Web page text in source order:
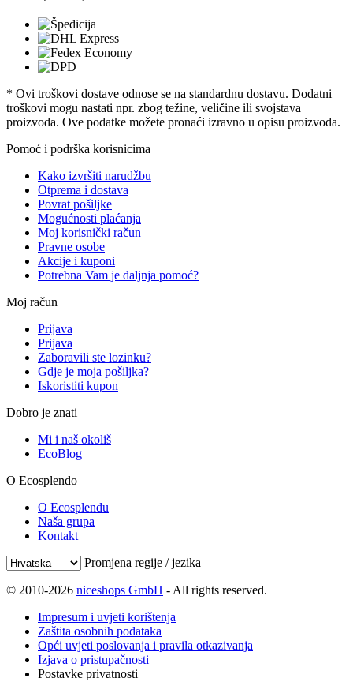
* Ovi troškovi dostave odnose se na standardnu ​​dostavu. Dodatni
troškovi mogu nastati npr. zbog težine, veličine ili svojstava
proizvoda. Ove podatke možete pronaći izravno u opisu proizvoda.
Pomoć i podrška korisnicima
Kako izvršiti narudžbu
Otprema i dostava
Povrat pošiljke
Mogućnosti plaćanja
Moj korisnički račun
Pravne osobe
Akcije i kuponi
Potrebna Vam je daljnja pomoć?
Moj račun
Prijava
Prijava
Zaboravili ste lozinku?
Gdje je moja pošiljka?
Iskoristiti kupon
Dobro je znati
Mi i naš okoliš
EcoBlog
O Ecosplendo
O Ecosplendu
Naša grupa
Kontakt
Promjena regije / jezika
© 2010-2026 niceshops GmbH - All rights reserved.
Impresum i uvjeti korištenja
Zaštita osobnih podataka
Opći uvjeti poslovanja i pravila otkazivanja
Izjava o pristupačnosti
Postavke privatnosti